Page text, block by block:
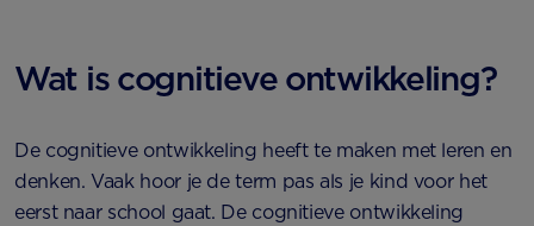
Wat is cognitieve ontwikkeling?
De cognitieve ontwikkeling heeft te maken met leren en
denken. Vaak hoor je de term pas als je kind voor het
eerst naar school gaat. De cognitieve ontwikkeling